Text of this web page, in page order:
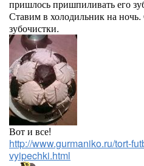
пришлось пришпиливать его
Ставим в холодильник на
зубочистки.
Вот и все!
http://www.gurmaniko.ru/tort-
vyipechki.html